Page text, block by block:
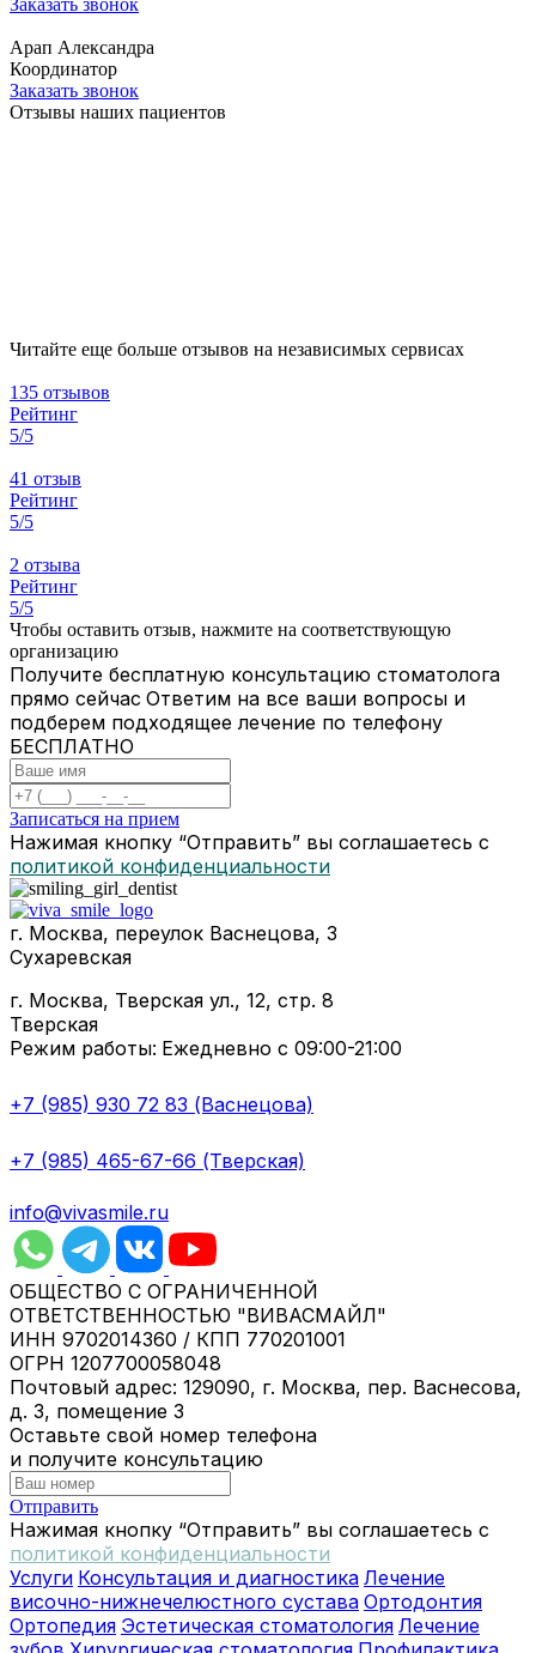
Арап Александра
Координатор
Заказать звонок
Отзывы наших пациентов
Читайте еще больше отзывов на независимых сервисах
135 отзывов
Рейтинг
5/5
41 отзыв
Рейтинг
5/5
2 отзыва
Рейтинг
5/5
Чтобы оставить отзыв, нажмите на соответствующую
организацию
Получите бесплатную консультацию стоматолога
прямо сейчас Ответим на все ваши вопросы и
подберем подходящее лечение по телефону
БЕСПЛАТНО
Записаться на прием
Нажимая кнопку “Отправить” вы соглашаетесь с
политикой конфиденциальности
г. Москва, переулок Васнецова, 3
Сухаревская
г. Москва, Тверская ул., 12, стр. 8
Тверская
Режим работы: Ежедневно с 09:00-21:00
+7 (985) 930 72 83 (Васнецова)
+7 (985) 465-67-66 (Тверская)
info@vivasmile.ru
ОБЩЕСТВО С ОГРАНИЧЕННОЙ
ОТВЕТСТВЕННОСТЬЮ "ВИВАСМАЙЛ"
ИНН 9702014360 / КПП 770201001
ОГРН 1207700058048
Почтовый адрес: 129090, г. Москва, пер. Васнесова,
д. 3, помещение 3
Оставьте свой номер телефона
и получите консультацию
Отправить
Нажимая кнопку “Отправить” вы соглашаетесь с
политикой конфиденциальности
Услуги Консультация и диагностика Лечение
височно-нижнечелюстного сустава Ортодонтия
Ортопедия Эстетическая стоматология Лечение